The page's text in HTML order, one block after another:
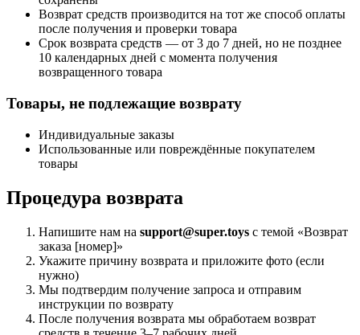
Возврат средств производится на тот же способ оплаты
после получения и проверки товара
Срок возврата средств — от 3 до 7 дней, но не позднее
10 календарных дней с момента получения
возвращенного товара
Товары, не подлежащие возврату
Индивидуальные заказы
Использованные или повреждённые покупателем
товары
Процедура возврата
Напишите нам на support@super.toys с темой «Возврат
заказа [номер]»
Укажите причину возврата и приложите фото (если
нужно)
Мы подтвердим получение запроса и отправим
инструкции по возврату
После получения возврата мы обработаем возврат